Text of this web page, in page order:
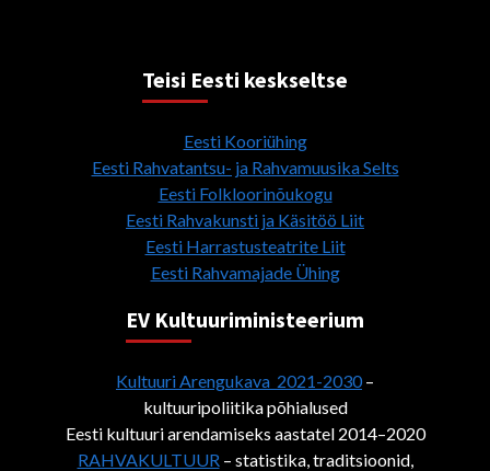
Teisi Eesti keskseltse
Eesti Kooriühing
Eesti Rahvatantsu- ja Rahvamuusika Selts
Eesti Folkloorinõukogu
Eesti Rahvakunsti ja Käsitöö Liit
Eesti Harrastusteatrite Liit
Eesti Rahvamajade Ühing
EV Kultuuriministeerium
Kultuuri Arengukava 2021-2030–
kultuuripoliitika põhialused
Eesti kultuuri arendamiseks aastatel 2014–2020
RAHVAKULTUUR– statistika, traditsioonid,